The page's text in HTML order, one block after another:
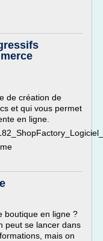
de création de
et qui vous permet
en ligne.
boutique en ligne ?
peut se lancer dans
mais on